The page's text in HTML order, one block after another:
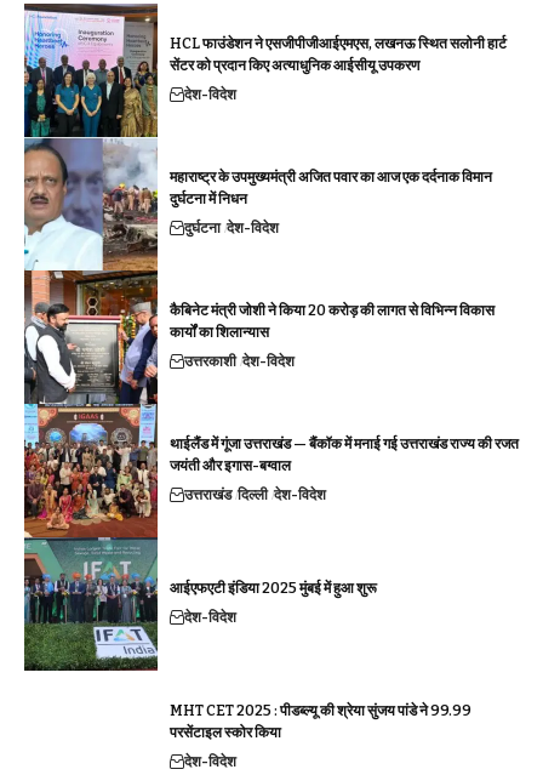
HCL फाउंडेशन ने एसजीपीजीआईएमएस, लखनऊ स्थित सलोनी हार्ट
सेंटर को प्रदान किए अत्याधुनिक आईसीयू उपकरण
देश-विदेश
महाराष्ट्र के उपमुख्यमंत्री अजित पवार का आज एक दर्दनाक विमान
दुर्घटना में निधन
दुर्घटना देश-विदेश
कैबिनेट मंत्री जोशी ने किया 20 करोड़ की लागत से विभिन्न विकास
कार्यों का शिलान्यास
उत्तरकाशी देश-विदेश
थाईलैंड में गूंजा उत्तराखंड — बैंकॉक में मनाई गई उत्तराखंड राज्य की रजत
जयंती और इगास-बग्वाल
उत्तराखंड दिल्ली देश-विदेश
आईएफएटी इंडिया 2025 मुंबई में हुआ शुरू
देश-विदेश
MHT CET 2025 : पीडब्ल्यू की श्रेया सुंजय पांडे ने 99.99
परसेंटाइल स्कोर किया
देश-विदेश